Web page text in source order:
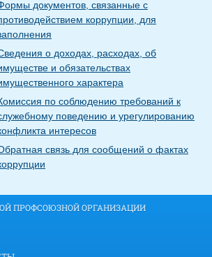
документов, связанные с
коррупции, для
о доходах, расходах, об
и обязательствах
характера
по соблюдению требований к
поведению и урегулированию
интересов
связь для сообщений о фактах
ПРОФСОЮЗНОЙ ОРГАНИЗАЦИИ